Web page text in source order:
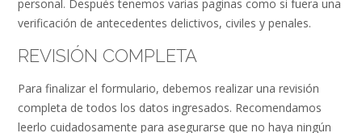
personal. Después tenemos varias paginas como si fuera una
verificación de antecedentes delictivos, civiles y penales.
REVISIÓN COMPLETA
Para finalizar el formulario, debemos realizar una revisión
completa de todos los datos ingresados. Recomendamos
leerlo cuidadosamente para asegurarse que no haya ningún